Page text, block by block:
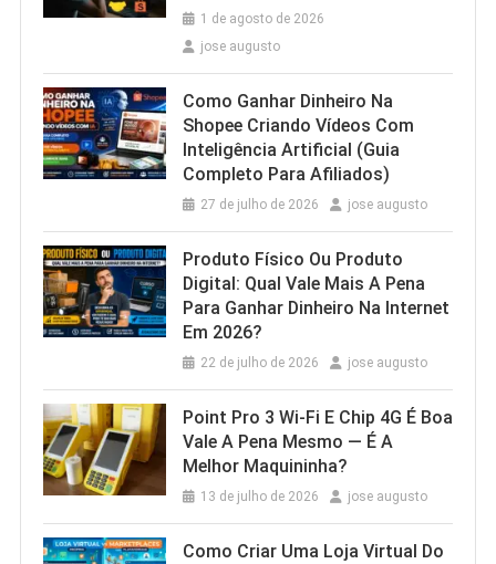
1 de agosto de 2026
jose augusto
Como Ganhar Dinheiro Na
Shopee Criando Vídeos Com
Inteligência Artificial (Guia
Completo Para Afiliados)
27 de julho de 2026 jose augusto
Produto Físico Ou Produto
Digital: Qual Vale Mais A Pena
Para Ganhar Dinheiro Na Internet
Em 2026?
22 de julho de 2026 jose augusto
Point Pro 3 Wi‑Fi E Chip 4G É Boa
Vale A Pena Mesmo — É A
Melhor Maquininha?
13 de julho de 2026 jose augusto
Como Criar Uma Loja Virtual Do